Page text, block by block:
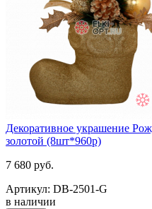
Декоративное украшение
золотой (8шт*960р)
7 680 руб.
Артикул: DB-2501-G
в наличии